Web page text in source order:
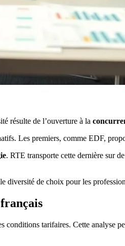
résulte de l’ouverture à la
Les premiers, comme EDF,
. RTE transporte cette dernière sur
diversité de choix pour les
conditions tarifaires. Cette analyse